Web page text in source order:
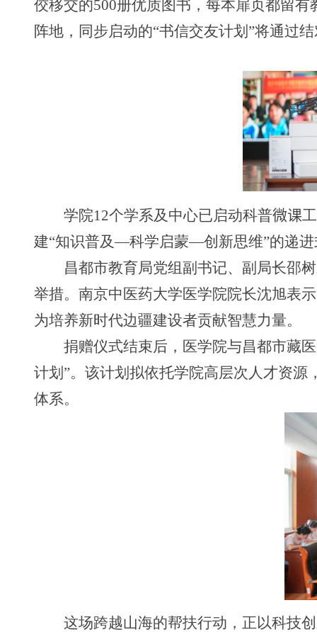
佼移交的500册优质图书，每本扉页都留有
阵地，同步启动的“书信交友计划”将通过
学院12个学系及中心已启动科普微课
建“知识普及—科学启蒙—创新思维”的递
昌都市教育局党组副书记、副局长邵
举措。南京中医药大学医学院院长沈旭表
为培养新时代边疆建设者贡献智慧力量。
捐赠仪式结束后，医学院与昌都市藏
计划”。该计划拟依托学院高层次人才资
体系。
这场跨越山海的帮扶行动，正以科技